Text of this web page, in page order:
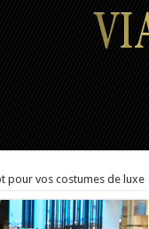
pour vos costumes de luxe